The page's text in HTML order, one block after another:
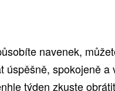
navenek,
úspěšně, spokojeně a
týden zkuste